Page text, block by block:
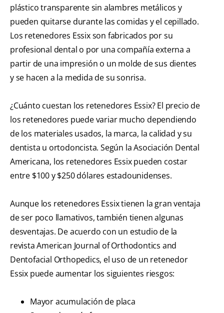
plástico transparente sin alambres metálicos y
pueden quitarse durante las comidas y el cepillado.
Los retenedores Essix son fabricados por su
profesional dental o por una compañía externa a
partir de una impresión o un molde de sus dientes
y se hacen a la medida de su sonrisa.
¿Cuánto cuestan los retenedores Essix? El precio de
los retenedores puede variar mucho dependiendo
de los materiales usados, la marca, la calidad y su
dentista u ortodoncista. Según la Asociación Dental
Americana, los retenedores Essix pueden costar
entre $100 y $250 dólares estadounidenses.
Aunque los retenedores Essix tienen la gran ventaja
de ser poco llamativos, también tienen algunas
desventajas. De acuerdo con un estudio de la
revista American Journal of Orthodontics and
Dentofacial Orthopedics, el uso de un retenedor
Essix puede aumentar los siguientes riesgos:
Mayor acumulación de placa